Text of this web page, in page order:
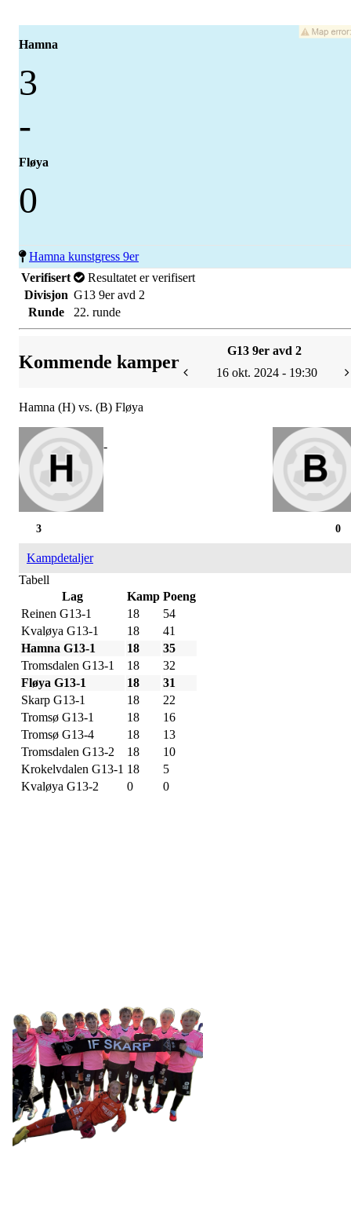
Hamna
3
-
Fløya
0
Hamna kunstgress 9er
Verifisert
Resultatet er verifisert
Divisjon G13 9er avd 2
Runde
22. runde
Kommende kamper
G13 9er avd 2
16 okt. 2024 - 19:30
Hamna (H) vs. (B) Fløya
-
0
3
Kampdetaljer
Tabell
Lag
Kamp Poeng
Reinen G13-1
18
54
Kvaløya G13-1
18
41
Hamna G13-1
18
35
Tromsdalen G13-1
18
32
Fløya G13-1
18
31
Skarp G13-1
18
22
Tromsø G13-1
18
16
Tromsø G13-4
18
13
Tromsdalen G13-2
18
10
Krokelvdalen G13-1 18
5
Kvaløya G13-2
0 0